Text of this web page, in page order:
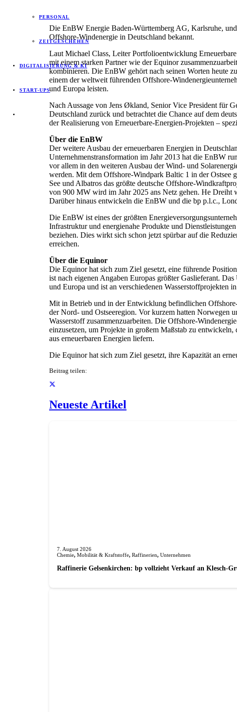
PERSONAL
ZEITGESCHEHEN
DIGITALISIERUNG & KI
START-UPS
Die EnBW Energie Baden-Württemberg AG, Karlsruhe,
Offshore-Windenergie in Deutschland bekannt.
Laut Michael Class, Leiter Portfolioentwicklung
mit einem starken Partner wie der Equinor
kombinieren. Die EnBW gehört nach seinen Worten heute
einem der weltweit führenden Offshore-
und Europa leisten.
Nach Aussage von Jens Økland, Senior Vice President für
Deutschland zurück und betrachtet die Chance auf dem
der Realisierung von Erneuerbare-Energien-Projekten –
Über die EnBW
Der weitere Ausbau der erneuerbaren Energien in
Unternehmenstransformation im Jahr 2013 hat die EnBW
vor allem in den weiteren Ausbau der Wind- und
werden. Mit dem Offshore-Windpark Baltic 1 in der Ostsee
See und Albatros das größte deutsche Offshore-
von 900 MW wird im Jahr 2025 ans Netz gehen. He Dreiht
Darüber hinaus entwickeln die EnBW und die bp p.l.c.,
Die EnBW ist eines der größten
Infrastruktur und energienahe Produkte und
beziehen. Dies wirkt sich schon jetzt spürbar auf die
erreichen.
Über die Equinor
Die Equinor hat sich zum Ziel gesetzt, eine führende
ist nach eigenen Angaben Europas größter Gaslieferant.
und Europa und ist an verschiedenen Wasserstoffprojekten
Mit in Betrieb und in der Entwicklung befindlichen
der Nord- und Ostseeregion. Vor kurzem hatten Norwegen
Wasserstoff zusammenzuarbeiten. Die Offshore-
einzusetzen, um Projekte in großem Maßstab zu
aus erneuerbaren Energien liefern.
Die Equinor hat sich zum Ziel gesetzt, ihre Kapazität an
Beitrag teilen:
Neueste Artikel
7. August 2026
Chemie, Mobilität & Kraftstoffe, Raffinerien, Unternehmen
Raffinerie Gelsenkirchen: bp vollzieht Verkauf an Klesch-